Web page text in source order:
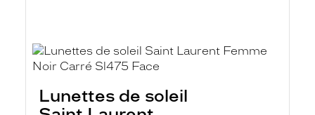
Lunettes de soleil